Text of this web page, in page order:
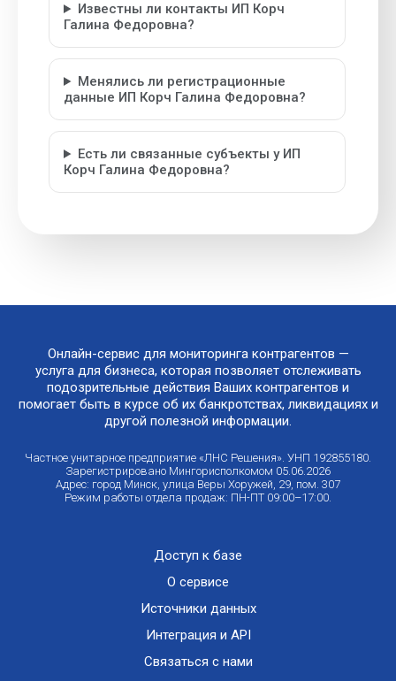
Известны ли контакты ИП Корч
Галина Федоровна?
Менялись ли регистрационные
данные ИП Корч Галина Федоровна?
Есть ли связанные субъекты у ИП
Корч Галина Федоровна?
Онлайн-сервис для мониторинга контрагентов —
услуга для бизнеса, которая позволяет отслеживать
подозрительные действия Ваших контрагентов и
помогает быть в курсе об их банкротствах, ликвидациях и
другой полезной информации.
Частное унитарное предприятие «ЛНС Решения». УНП 192855180.
Зарегистрировано Мингорисполкомом 05.06.2026
Адрес: город Минск, улица Веры Хоружей, 29, пом. 307
Режим работы отдела продаж: ПН-ПТ 09:00–17:00.
Доступ к базе
О сервисе
Источники данных
Интеграция и API
Связаться с нами